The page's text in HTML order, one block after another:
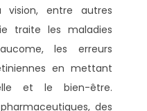
entre autres
traite les maladies
les erreurs
en mettant
et le bien-être.
des